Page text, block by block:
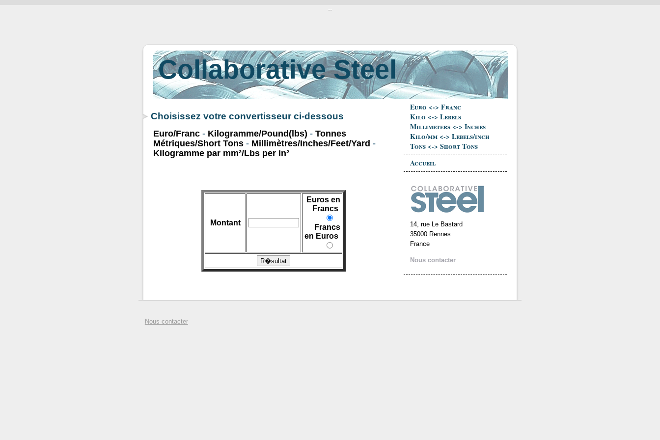
--
Collaborative Steel
Choisissez votre convertisseur ci-dessous
Euro/Franc - Kilogramme/Pound(lbs) - Tonnes
Métriques/Short Tons - Millimètres/Inches/Feet/Yard -
Kilogramme par mm²/Lbs per in²
Montant
Euros en
Francs
Francs
en Euros
Euro <-> Franc
Kilo <-> Lebels
Millimeters <-> Inches
Kilo/mm <-> Lebels/inch
Tons <-> Short Tons
Accueil
14, rue Le Bastard
35000 Rennes
France
Nous contacter
Nous contacter